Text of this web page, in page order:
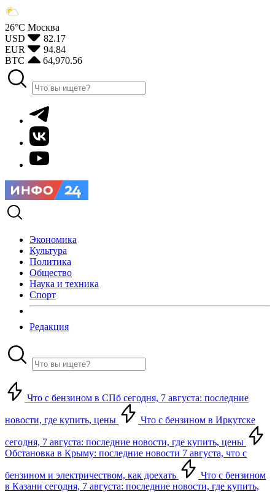
26°С Москва
USD
82.17
EUR
94.84
BTC
64,970.56
Экономика
Культура
Политика
Общество
Наука и техника
Спорт
Редакция
Что с бензином в СПб сегодня, 7 августа: последние
новости, где купить, цены Что с бензином в Иркутске
сегодня, 7 августа: последние новости, где купить, цены
Обстановка в Крыму: последние новости 7 августа, что с
бензином и электричеством, как доехать
Что с бензином
в Казани сегодня, 7 августа: последние новости, где купить,